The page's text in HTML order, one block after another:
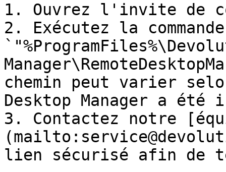
1. Ouvrez l'invite de
2. Exécutez la
chemin peut varier
Desktop Manager a
3. Contactez notre
lien sécurisé afin de